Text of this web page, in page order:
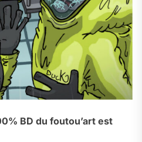
BD du foutou’art est